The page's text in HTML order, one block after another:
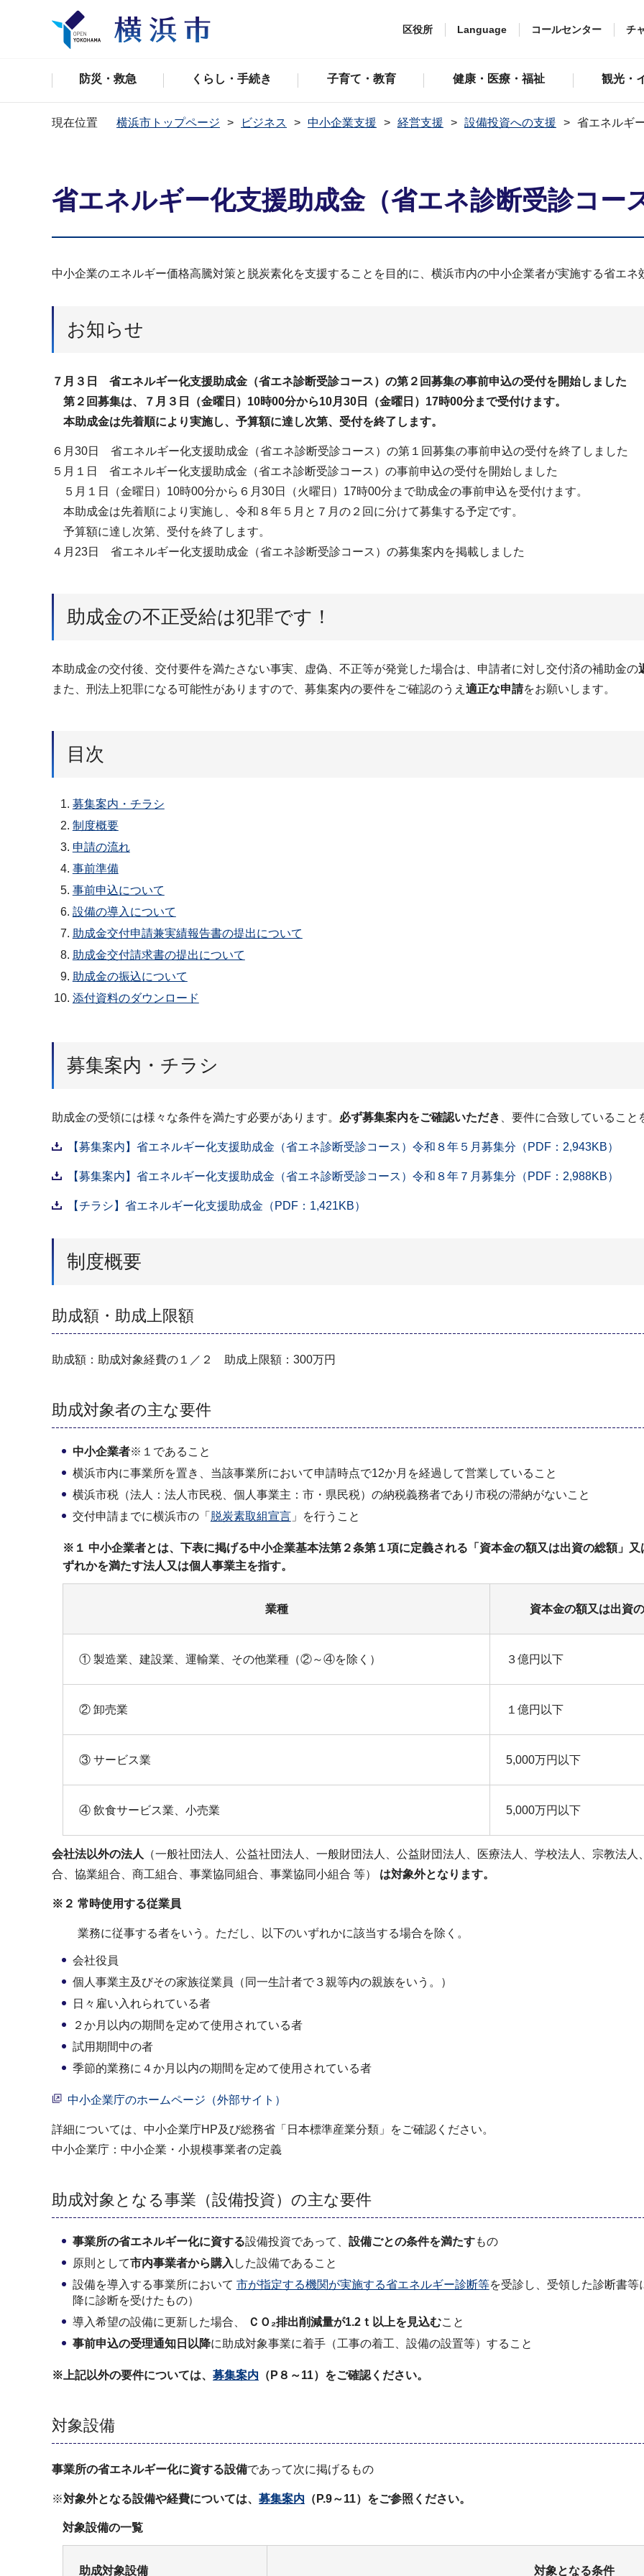
区役所 Language コールセンター チ
防災・救急 くらし・手続き 子育て・教育 健康・医療・福祉 観光・
現在位置 横浜市トップページ ビジネス 中小企業支援 経営支援 設備投資への支援 省エネルギ
省エネルギー化支援助成金（省エネ診断受診コー
中小企業のエネルギー価格高騰対策と脱炭素化を支援することを目的に、横浜市内の中小企業者が実施する省エネ
お知らせ
７月３日 省エネルギー化支援助成金（省エネ診断受診コース）の第２回募集の事前申込の受付を開始しました
第２回募集は、７月３日（金曜日）10時00分から10月30日（金曜日）17時00分まで受付けます。
本助成金は先着順により実施し、予算額に達し次第、受付を終了します。
６月30日 省エネルギー化支援助成金（省エネ診断受診コース）の第１回募集の事前申込の受付を終了しました
５月１日 省エネルギー化支援助成金（省エネ診断受診コース）の事前申込の受付を開始しました
５月１日（金曜日）10時00分から６月30日（火曜日）17時00分まで助成金の事前申込を受付けます。
本助成金は先着順により実施し、令和８年５月と７月の２回に分けて募集する予定です。
予算額に達し次第、受付を終了します。
４月23日 省エネルギー化支援助成金（省エネ診断受診コース）の募集案内を掲載しました
助成金の不正受給は犯罪です！
本助成金の交付後、交付要件を満たさない事実、虚偽、不正等が発覚した場合は、申請者に対し交付済の補助金の
また、刑法上犯罪になる可能性がありますので、募集案内の要件をご確認のうえ 適正な申請をお願いします。
目次
募集案内・チラシ
制度概要
申請の流れ
事前準備
事前申込について
設備の導入について
助成金交付申請兼実績報告書の提出について
助成金交付請求書の提出について
助成金の振込について
添付資料のダウンロード
募集案内・チラシ
助成金の受領には様々な条件を満たす必要があります。 必ず募集案内をご確認いただき 、要件に合致していること
【募集案内】省エネルギー化支援助成金（省エネ診断受診コース）令和８年５月募集分（PDF：2,943KB）
【募集案内】省エネルギー化支援助成金（省エネ診断受診コース）令和８年７月募集分（PDF：2,988KB）
【チラシ】省エネルギー化支援助成金（PDF：1,421KB）
制度概要
助成額・助成上限額
助成額：助成対象経費の１／２ 助成上限額：300万円
助成対象者の主な要件
中小企業者※１であること
横浜市内に事業所を置き、当該事業所において申請時点で12か月を経過して営業していること
横浜市税（法人：法人市民税、個人事業主：市・県民税）の納税義務者であり市税の滞納がないこと
交付申請までに横浜市の「 脱炭素取組宣言」を行うこと
※１ 中小企業者とは、下表に掲げる中小企業基本法第２条第１項に定義される「資本金の額又は出資の総額」
ずれかを満たす法人又は個人事業主を指す。
業種 資本金の額又は出資
① 製造業、建設業、運輸業、その他業種（②～④を除く） ３億円以下
② 卸売業 １億円以下
③ サービス業 5,000万円以下
④ 飲食サービス業、小売業 5,000万円以下
会社法以外の法人 （一般社団法人、公益社団法人、一般財団法人、公益財団法人、医療法人、学校法人、宗教法
合、協業組合、商工組合、事業協同組合、事業協同小組合 等） は対象外となります。
※２ 常時使用する従業員
業務に従事する者をいう。ただし、以下のいずれかに該当する場合を除く。
会社役員
個人事業主及びその家族従業員（同一生計者で３親等内の親族をいう。）
日々雇い入れられている者
２か月以内の期間を定めて使用されている者
試用期間中の者
季節的業務に４か月以内の期間を定めて使用されている者
中小企業庁のホームページ（外部サイト）
詳細については、中小企業庁HP及び総務省「日本標準産業分類」をご確認ください。
中小企業庁：中小企業・小規模事業者の定義
助成対象となる事業（設備投資）の主な要件
事業所の省エネルギー化に資する設備投資であって、 設備ごとの条件を満たすもの
原則として市内事業者から購入 した設備であること
設備を導入する事業所において 市が指定する機関が実施する省エネルギー診断等を受診し、受領した診断書等
降に診断を受けたもの）
導入希望の設備に更新した場合、
ＣＯ₂排出削減量が1.2ｔ以上を見込むこと
事前申込の受理通知日以降に助成対象事業に着手（工事の着工、設備の設置等）すること
※上記以外の要件については、 募集案内 （P８～11）をご確認ください。
対象設備
事業所の省エネルギー化に資する設備であって次に掲げるもの
※対象外となる設備や経費については、 募集案内 （P.9～11） をご参照ください。
対象設備の一覧
助成対象設備 対象となる条件